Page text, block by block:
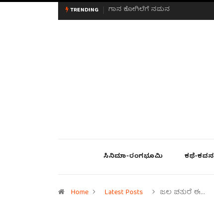
TRENDING ಮನಸಿನ ಸವಿಭಾವ
ಸಿನಿಮಾ-ರಂಗಭೂಮಿ ಕಥೆ-ಕವನ
Home Latest Posts ಜಲ ಚತುರೆ ಈ…